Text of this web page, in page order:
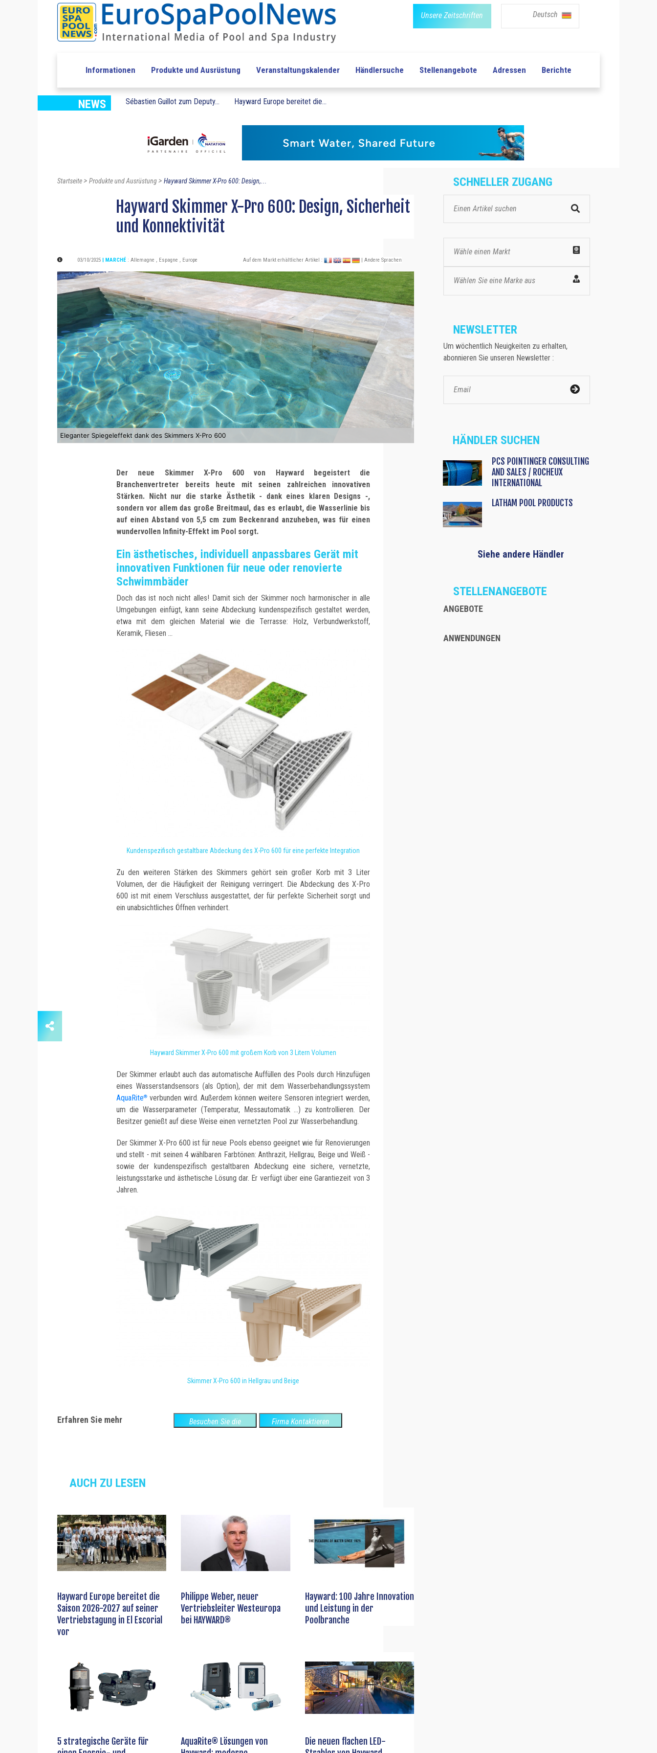
Unsere Zeitschriften Deutsch
Informationen Produkte und Ausrüstung Veranstaltungskalender Händlersuche Stellenangebote Adressen Berichte
NEWS Sébastien Guillot zum Deputy... Hayward Europe bereitet die...
Startseite> Produkte und Ausrüstung> Hayward Skimmer X-Pro 600: Design,...
Hayward Skimmer X-Pro 600: Design, Sicherheit
und Konnektivität
03/10/2025 | MARCHÉ : Allemagne , Espagne , Europe Auf dem Markt erhältlicher Artikel : | Andere Sprachen
Eleganter Spiegeleffekt dank des Skimmers X-Pro 600
Der neue Skimmer X-Pro 600 von Hayward begeistert die
Branchenvertreter bereits heute mit seinen zahlreichen innovativen
Stärken. Nicht nur die starke Ästhetik - dank eines klaren Designs -,
sondern vor allem das große Breitmaul, das es erlaubt, die Wasserlinie bis
auf einen Abstand von 5,5 cm zum Beckenrand anzuheben, was für einen
wundervollen Infinity-Effekt im Pool sorgt.
Ein ästhetisches, individuell anpassbares Gerät mit
innovativen Funktionen für neue oder renovierte
Schwimmbäder
Doch das ist noch nicht alles! Damit sich der Skimmer noch harmonischer in alle
Umgebungen einfügt, kann seine Abdeckung kundenspezifisch gestaltet werden,
etwa mit dem gleichen Material wie die Terrasse: Holz, Verbundwerkstoff,
Keramik, Fliesen ...
Kundenspezifisch gestaltbare Abdeckung des X-Pro 600 für eine perfekte Integration
Zu den weiteren Stärken des Skimmers gehört sein großer Korb mit 3 Liter
Volumen, der die Häufigkeit der Reinigung verringert. Die Abdeckung des X-Pro
600 ist mit einem Verschluss ausgestattet, der für perfekte Sicherheit sorgt und
ein unabsichtliches Öffnen verhindert.
Hayward Skimmer X-Pro 600 mit großem Korb von 3 Litern Volumen
Der Skimmer erlaubt auch das automatische Auffüllen des Pools durch Hinzufügen
eines Wasserstandsensors (als Option), der mit dem Wasserbehandlungssystem
AquaRite® verbunden wird. Außerdem können weitere Sensoren integriert werden,
um die Wasserparameter (Temperatur, Messautomatik ...) zu kontrollieren. Der
Besitzer genießt auf diese Weise einen vernetzten Pool zur Wasserbehandlung.
Der Skimmer X-Pro 600 ist für neue Pools ebenso geeignet wie für Renovierungen
und stellt - mit seinen 4 wählbaren Farbtönen: Anthrazit, Hellgrau, Beige und Weiß -
sowie der kundenspezifisch gestaltbaren Abdeckung eine sichere, vernetzte,
leistungsstarke und ästhetische Lösung dar. Er verfügt über eine Garantiezeit von 3
Jahren.
Skimmer X-Pro 600 in Hellgrau und Beige
Erfahren Sie mehr
Besuchen Sie die
Firma Kontaktieren
AUCH ZU LESEN
Hayward Europe bereitet die
Saison 2026-2027 auf seiner
Vertriebstagung in El Escorial
vor
Philippe Weber, neuer
Vertriebsleiter Westeuropa
bei HAYWARD®
Hayward: 100 Jahre Innovation
und Leistung in der
Poolbranche
5 strategische Geräte für
AquaRite® Lösungen von
Die neuen flachen LED-
SCHNELLER ZUGANG
Wähle einen Markt
Wählen Sie eine Marke aus
NEWSLETTER
Um wöchentlich Neuigkeiten zu erhalten,
abonnieren Sie unseren Newsletter :
HÄNDLER SUCHEN
PCS POINTINGER CONSULTING
AND SALES / ROCHEUX
INTERNATIONAL
LATHAM POOL PRODUCTS
Siehe andere Händler
STELLENANGEBOTE
ANGEBOTE
ANWENDUNGEN